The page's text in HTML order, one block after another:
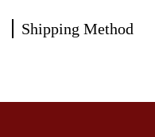
Shipping Method